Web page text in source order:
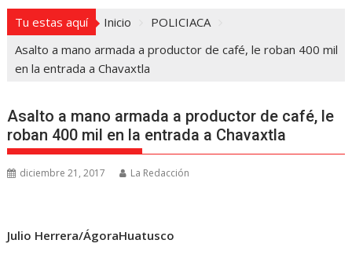
Tu estas aquí Inicio
POLICIACA
Asalto a mano armada a productor de café, le roban 400 mil
en la entrada a Chavaxtla
Asalto a mano armada a productor de café, le
roban 400 mil en la entrada a Chavaxtla
diciembre 21, 2017 La Redacción
Julio Herrera/ÁgoraHuatusco